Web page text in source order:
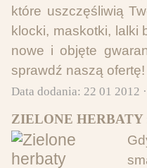
które uszczęśliwią
klocki, maskotki, lalki
nowe i objęte
sprawdź naszą ofertę!
Data dodania: 22 01 2012
ZIELONE HERBATY